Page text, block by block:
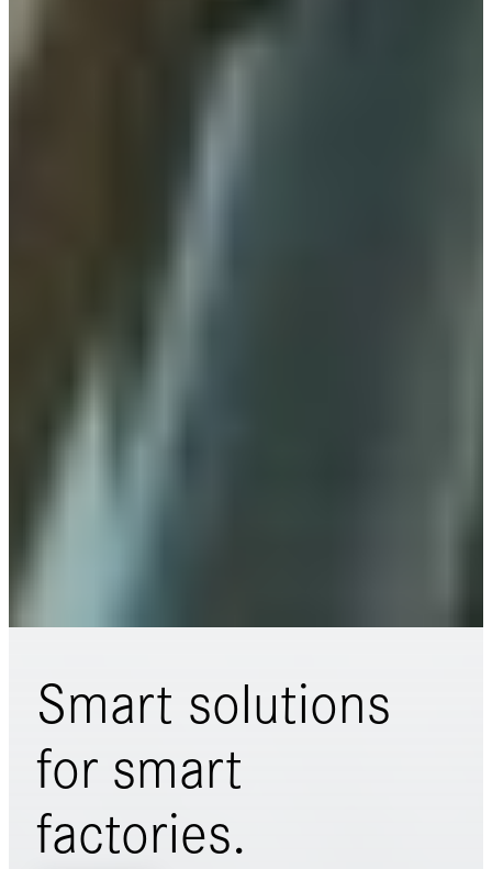
Smart solutions
for smart
factories.